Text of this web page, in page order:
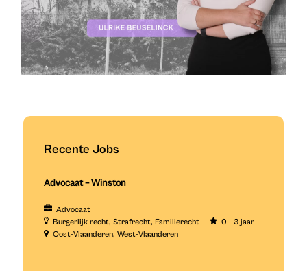
Recente Jobs
Advocaat – Winston
Advocaat
Burgerlijk recht Strafrecht Familierecht
0 - 3 jaar
Oost-Vlaanderen West-Vlaanderen